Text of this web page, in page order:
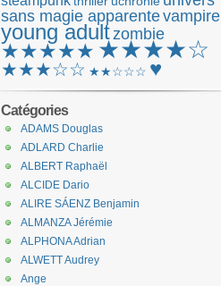
sans magie apparentevampire
young adultzombie
★★★★★ ★★★★☆
★★★☆☆ ★★☆☆☆ ♥
Catégories
ADAMS Douglas
ADLARD Charlie
ALBERT Raphaël
ALCIDE Dario
ALIRE SÁENZ Benjamin
ALMANZA Jérémie
ALPHONA Adrian
ALWETT Audrey
Ange